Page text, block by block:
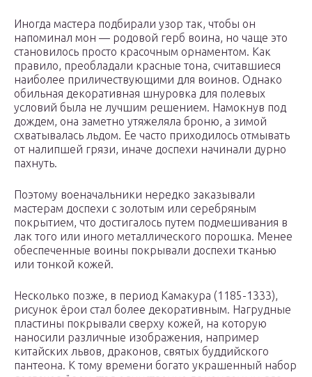
Иногда мастера подбирали узор так, чтобы он
напоминал мон — родовой герб воина, но чаще это
становилось просто красочным орнаментом. Как
правило, преобладали красные тона, считавшиеся
наиболее приличествующими для воинов. Однако
обильная декоративная шнуровка для полевых
условий была не лучшим решением. Намокнув под
дождем, она заметно утяжеляла броню, а зимой
схватывалась льдом. Ее часто приходилось отмывать
от налипшей грязи, иначе доспехи начинали дурно
пахнуть.
Поэтому военачальники нередко заказывали
мастерам доспехи с золотым или серебряным
покрытием, что достигалось путем подмешивания в
лак того или иного металлического порошка. Менее
обеспеченные воины покрывали доспехи тканью
или тонкой кожей.
Несколько позже, в период Камакура (1185-1333),
рисунок ёрои стал более декоративным. Нагрудные
пластины покрывали сверху кожей, на которую
наносили различные изображения, например
китайских львов, драконов, святых буддийского
пантеона. К тому времени богато украшенный набор